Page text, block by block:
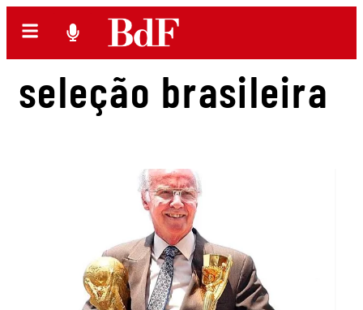
seleção brasileira